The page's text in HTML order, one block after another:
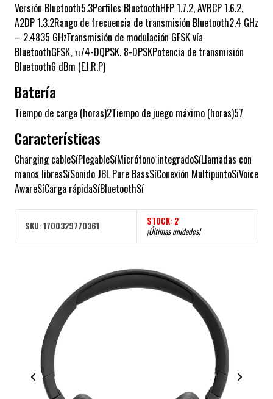
Versión Bluetooth5.3Perfiles BluetoothHFP 1.7.2, AVRCP 1.6.2,
A2DP 1.3.2Rango de frecuencia de transmisión Bluetooth2.4 GHz
– 2.4835 GHzTransmisión de modulación GFSK vía
BluetoothGFSK, π/4-DQPSK, 8-DPSKPotencia de transmisión
Bluetooth6 dBm (E.I.R.P)
Batería
Tiempo de carga (horas)2Tiempo de juego máximo (horas)57
Características
Charging cableSíPlegableSíMicrófono integradoSíLlamadas con
manos libresSíSonido JBL Pure BassSíConexión MultipuntoSíVoice
AwareSíCarga rápidaSíBluetoothSí
SKU: 1700329770361 STOCK: 2
¡Últimas unidades!